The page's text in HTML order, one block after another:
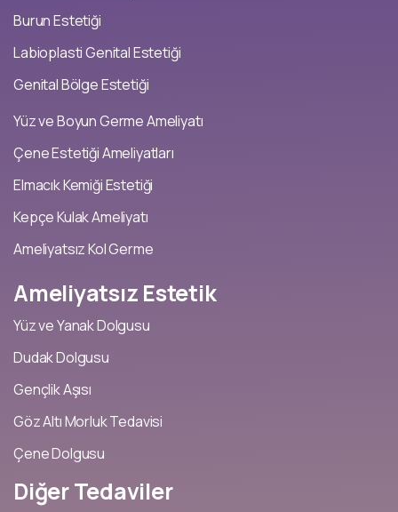
Burun Estetiği
Labioplasti Genital Estetiği
Genital Bölge Estetiği
Yüz ve Boyun Germe Ameliyatı
Çene Estetiği Ameliyatları
Elmacık Kemiği Estetiği
Kepçe Kulak Ameliyatı
Ameliyatsız Kol Germe
Ameliyatsız Estetik
Yüz ve Yanak Dolgusu
Dudak Dolgusu
Gençlik Aşısı
Göz Altı Morluk Tedavisi
Çene Dolgusu
DiğerTedaviler